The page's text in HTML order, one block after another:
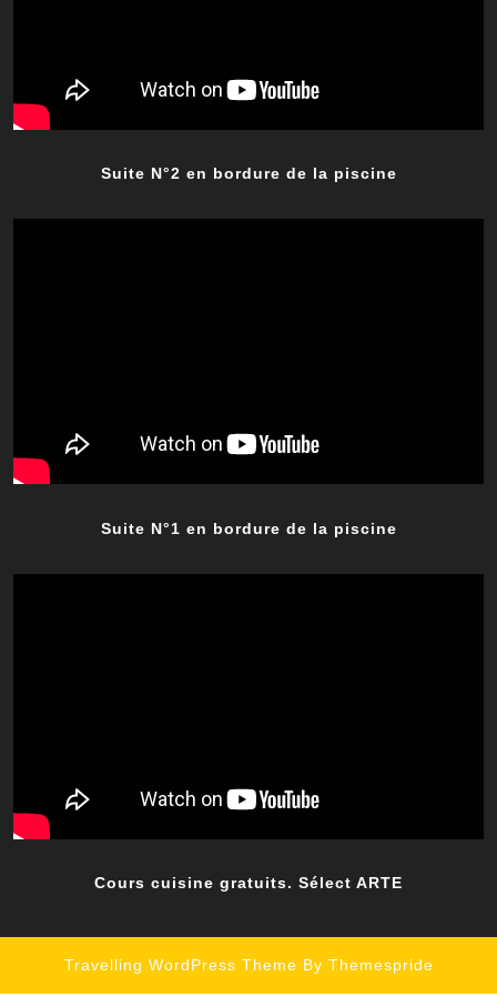
Suite N°2 en bordure de la piscine
Suite N°1 en bordure de la piscine
Cours cuisine gratuits. Sélect ARTE
Travelling WordPress Theme By Themespride